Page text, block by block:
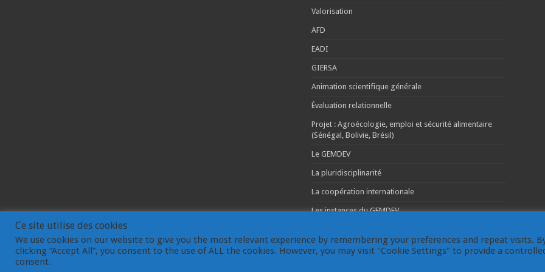
Valorisation
AFD
EADI
GIERSA
Animation scientifique générale
Évaluation relationnelle
Projet : Agroécologie, emploi et sécurité alimentaire
(Sénégal, Bolivie, Brésil)
Le GEMDEV
La pluridisciplinarité
La coopération internationale
Les instances du GEMDEV
© Gemdev 2003-2023
Ce site utilise des cookies
We use cookies on our website to give you the most relevant experience by remembering your preferences and repeat visits.
clicking “Accept All”, you consent to the use of ALL the cookies. However, you may visit "Cookie Settings" to provide a
consent.